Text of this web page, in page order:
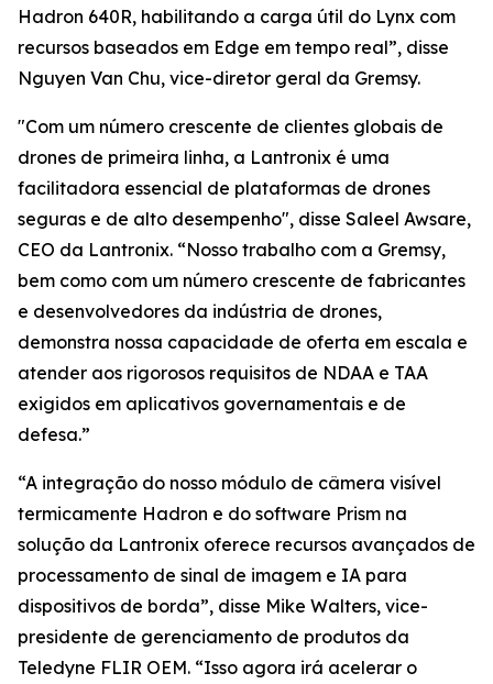
Hadron 640R, habilitando a carga útil do Lynx com
recursos baseados em Edge em tempo real”, disse
Nguyen Van Chu, vice-diretor geral da Gremsy.
"Com um número crescente de clientes globais de
drones de primeira linha, a Lantronix é uma
facilitadora essencial de plataformas de drones
seguras e de alto desempenho", disse Saleel Awsare,
CEO da Lantronix. “Nosso trabalho com a Gremsy,
bem como com um número crescente de fabricantes
e desenvolvedores da indústria de drones,
demonstra nossa capacidade de oferta em escala e
atender aos rigorosos requisitos de NDAA e TAA
exigidos em aplicativos governamentais e de
defesa.”
“A integração do nosso módulo de câmera visível
termicamente Hadron e do software Prism na
solução da Lantronix oferece recursos avançados de
processamento de sinal de imagem e IA para
dispositivos de borda”, disse Mike Walters, vice-
presidente de gerenciamento de produtos da
Teledyne FLIR OEM. “Isso agora irá acelerar o